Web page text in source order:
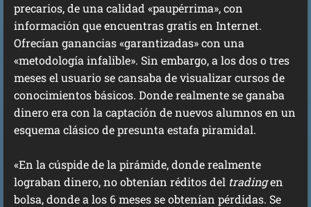
precarios, de una calidad «paupérrima», con
información que encuentras gratis en Internet.
Ofrecían ganancias «garantizadas» con una
«metodología infalible». Sin embargo, a los dos o tres
meses el usuario se cansaba de visualizar cursos de
conocimientos básicos. Donde realmente se ganaba
dinero era con la captación de nuevos alumnos en un
esquema clásico de presunta estafa piramidal.
«En la cúspide de la pirámide, donde realmente
lograban dinero, no obtenían réditos del tradingen
bolsa, donde a los 6 meses se obtenían pérdidas. Se